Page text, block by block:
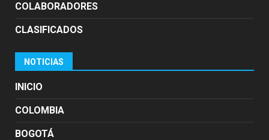
COLABORADORES
CLASIFICADOS
NOTICIAS
INICIO
COLOMBIA
BOGOTÁ